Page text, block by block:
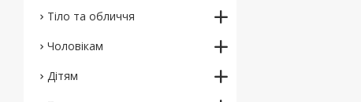
Тіло та обличчя
Чоловікам
Дітям